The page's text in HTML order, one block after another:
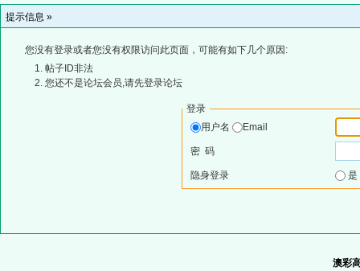
提示信息 »
您没有登录或者您没有权限访问此页面，可能有如下几个原因:
帖子ID非法
您还不是论坛会员,请先登录论坛
登录
用户名
Email
密 码
隐身登录
澳彩